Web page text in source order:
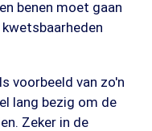
benen moet gaan
voorbeeld van zo'n
lang bezig om de
Zeker in de